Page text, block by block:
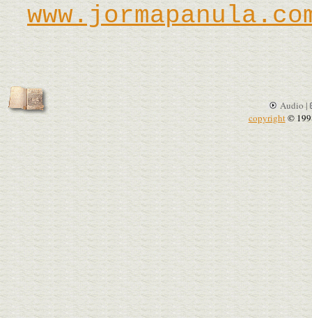
Audio |
copyright©